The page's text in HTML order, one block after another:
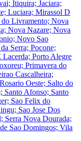
Itiquira; Jaciara;
Luciara; Mirassol D
do Livramento; Nova
Nova Nazare; Nova
Novo Sao
Serra; Pocone;
Lacerda; Porto Alegre
Primavera do
Cascalheira;
Oeste; Salto do
Santo Afonso; Santo
Sao Felix do
Sao Jose Dos
Serra Nova Dourada;
Sao Domingos; Vila